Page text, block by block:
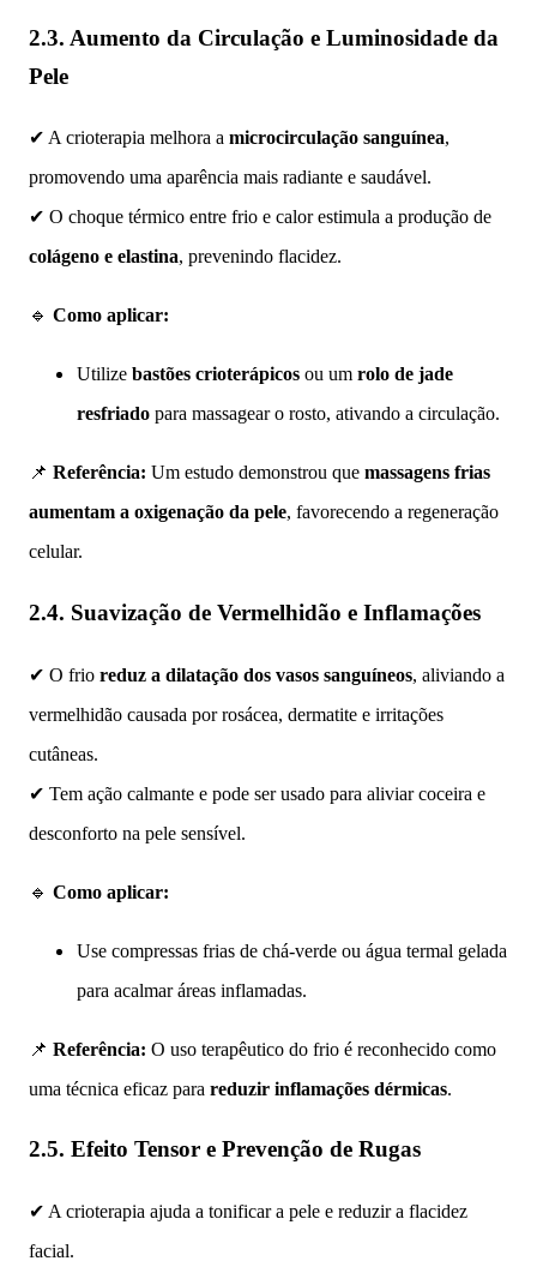
2.3. Aumento da Circulação e Luminosidade da
Pele
✔ A crioterapia melhora a microcirculação sanguínea,
promovendo uma aparência mais radiante e saudável.
✔ O choque térmico entre frio e calor estimula a produção de
colágeno e elastina, prevenindo flacidez.
🔹 Como aplicar:
Utilize bastões crioterápicos ou um rolo de jade
resfriado para massagear o rosto, ativando a circulação.
📌 Referência: Um estudo demonstrou que massagens frias
aumentam a oxigenação da pele, favorecendo a regeneração
celular.
2.4. Suavização de Vermelhidão e Inflamações
✔ O frio reduz a dilatação dos vasos sanguíneos, aliviando a
vermelhidão causada por rosácea, dermatite e irritações
cutâneas.
✔ Tem ação calmante e pode ser usado para aliviar coceira e
desconforto na pele sensível.
🔹 Como aplicar:
Use compressas frias de chá-verde ou água termal gelada
para acalmar áreas inflamadas.
📌 Referência: O uso terapêutico do frio é reconhecido como
uma técnica eficaz para reduzir inflamações dérmicas.
2.5. Efeito Tensor e Prevenção de Rugas
✔ A crioterapia ajuda a tonificar a pele e reduzir a flacidez
facial.